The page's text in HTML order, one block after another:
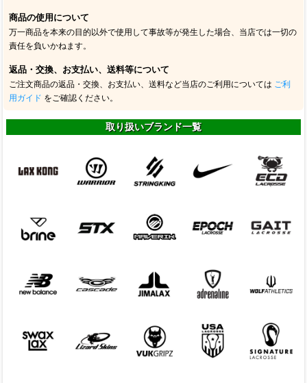
商品の使用について
万一商品を本来の目的以外で使用して事故等が発生した場合、当店では一切の
責任を負いかねます。
返品・交換、お支払い、送料等について
ご注文商品の返品・交換、お支払い、送料など当店のご利用については ご利
用ガイド をご確認ください。
取り扱いブランド一覧